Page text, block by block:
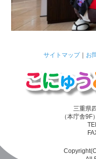
サイトマップ｜ お
三重県
（本庁舎